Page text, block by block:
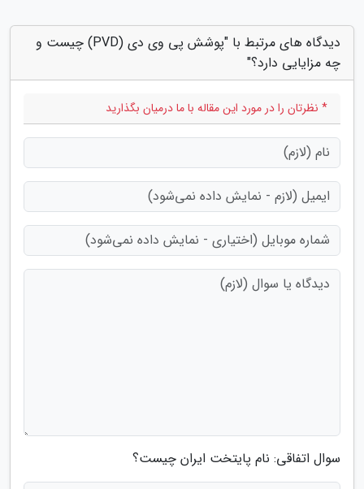
دیدگاه های مرتبط با "پوشش پی وی دی (PVD) چیست و
چه مزایایی دارد؟"
* نظرتان را در مورد این مقاله با ما درمیان بگذارید
سوال اتفاقی: نام پایتخت ایران چیست؟